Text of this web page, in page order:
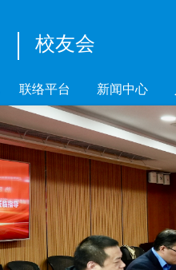
校友会
联络平台 新闻中心